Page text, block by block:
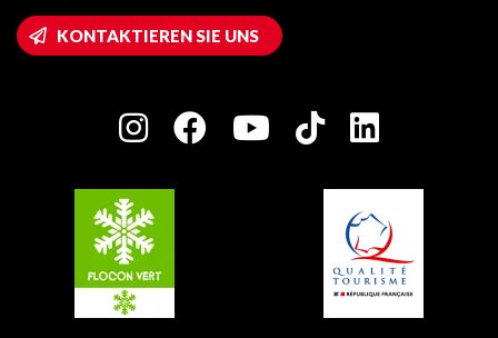
Wifi-Zugang
Haus der Eigentümer
Charta der Engagierten Akteure
Plagne 1800
Plagne Villages
Plagne Aime 2000
KONTAKTIEREN SIE UNS